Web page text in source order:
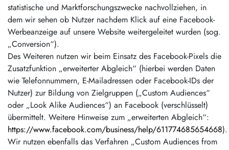
statistische und Marktforschungszwecke nachvollziehen, in
dem wir sehen ob Nutzer nachdem Klick auf eine Facebook-
Werbeanzeige auf unsere Website weitergeleitet wurden (sog.
„Conversion“).
Des Weiteren nutzen wir beim Einsatz des Facebook-Pixels die
Zusatzfunktion „erweiterter Abgleich“ (hierbei werden Daten
wie Telefonnummern, E-Mailadressen oder Facebook-IDs der
Nutzer) zur Bildung von Zielgruppen („Custom Audiences“
oder „Look Alike Audiences“) an Facebook (verschlüsselt)
übermittelt. Weitere Hinweise zum „erweiterten Abgleich“:
https://www.facebook.com/business/help/611774685654668).
Wir nutzen ebenfalls das Verfahren „Custom Audiences from